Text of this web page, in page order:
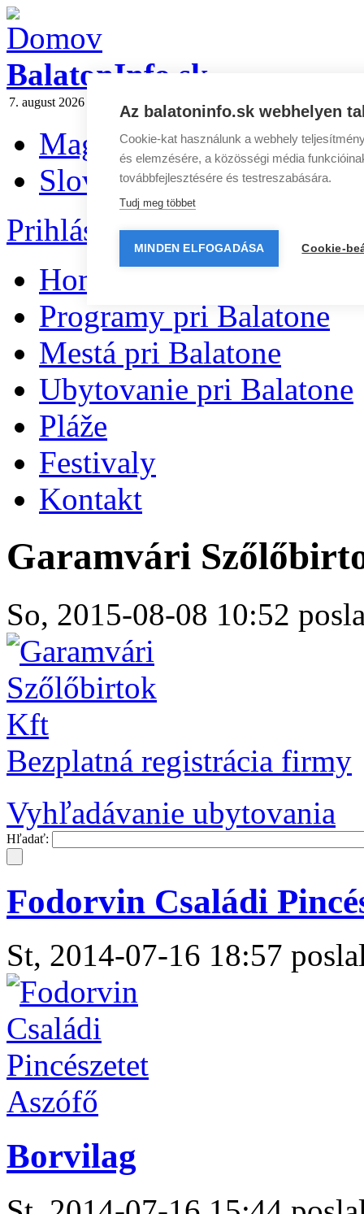
BalatonInfo.sk
7. august 2026 piatok Dnes: Štefánia Zajtra: Oskár Spravodaj
Magyar
Slovenčina
Prihlásenie|Registrácia
Home
Programy pri Balatone
Mestá pri Balatone
Ubytovanie pri Balatone
Pláže
Festivaly
Kontakt
Garamvári
So, 2015-08-08 10:52
Bezplatná registrácia firmy
Vyhľadávanie ubytovania
Hľadať:
Fodorvin Családi
St, 2014-07-16 18:57
Borvilag
Az balatoninfo.sk webhelyen
Cookie-kat használunk a webhely
és elemzésére, a közösségi média
továbbfejlesztésére és testreszabására.
Tudj meg többet
MINDEN ELFOGADÁSA Cookie-